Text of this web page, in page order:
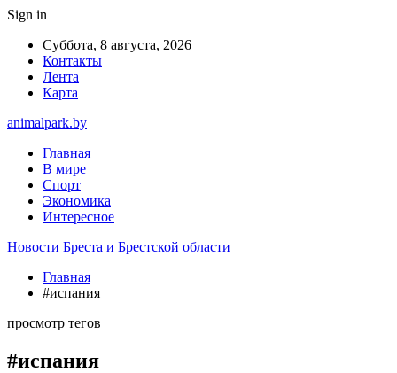
Sign in
Суббота, 8 августа, 2026
Контакты
Лента
Карта
animalpark.by
Главная
В мире
Спорт
Экономика
Интересное
Новости Бреста и Брестской области
Главная
#испания
просмотр тегов
#испания